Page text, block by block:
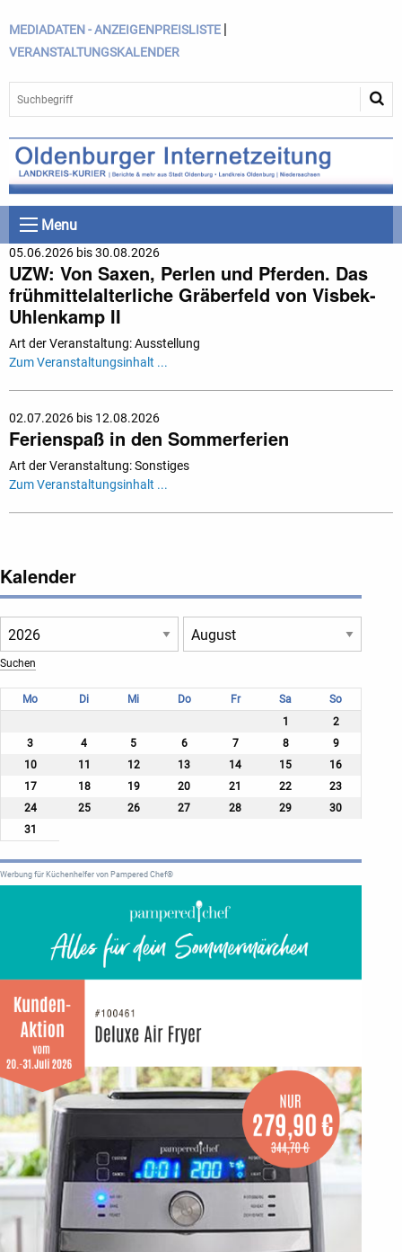
MEDIADATEN - ANZEIGENPREISLISTE |
VERANSTALTUNGSKALENDER
Menu
05.06.2026 bis 30.08.2026
UZW: Von Saxen, Perlen und Pferden. Das
frühmittelalterliche Gräberfeld von Visbek-
Uhlenkamp II
Art der Veranstaltung: Ausstellung
Zum Veranstaltungsinhalt ...
02.07.2026 bis 12.08.2026
Ferienspaß in den Sommerferien
Art der Veranstaltung: Sonstiges
Zum Veranstaltungsinhalt ...
Kalender
Mo Di Mi Do Fr Sa
So
1
2
3
4 5 6 7 8
9
10
11 12 13 14 15
16
17
18 19 20 21 22
23
24
25 26 27 28 29
30
31
Werbung für Küchenhelfer von Pampered Chef®